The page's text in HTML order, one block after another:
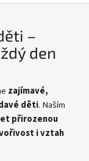
–
den
zajímavé,
děti. Naším
přirozenou
i vztah